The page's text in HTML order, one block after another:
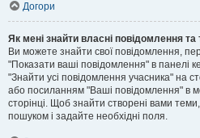
Догори
Як мені знайти власні повідомлення та
Ви можете знайти свої повідомлення,
"Показати ваші повідомлення" в панелі
"Знайти усі повідомлення учасника" на
або посиланням "Ваші повідомлення" в
сторінці. Щоб знайти створені вами
пошуком і задайте необхідні поля.